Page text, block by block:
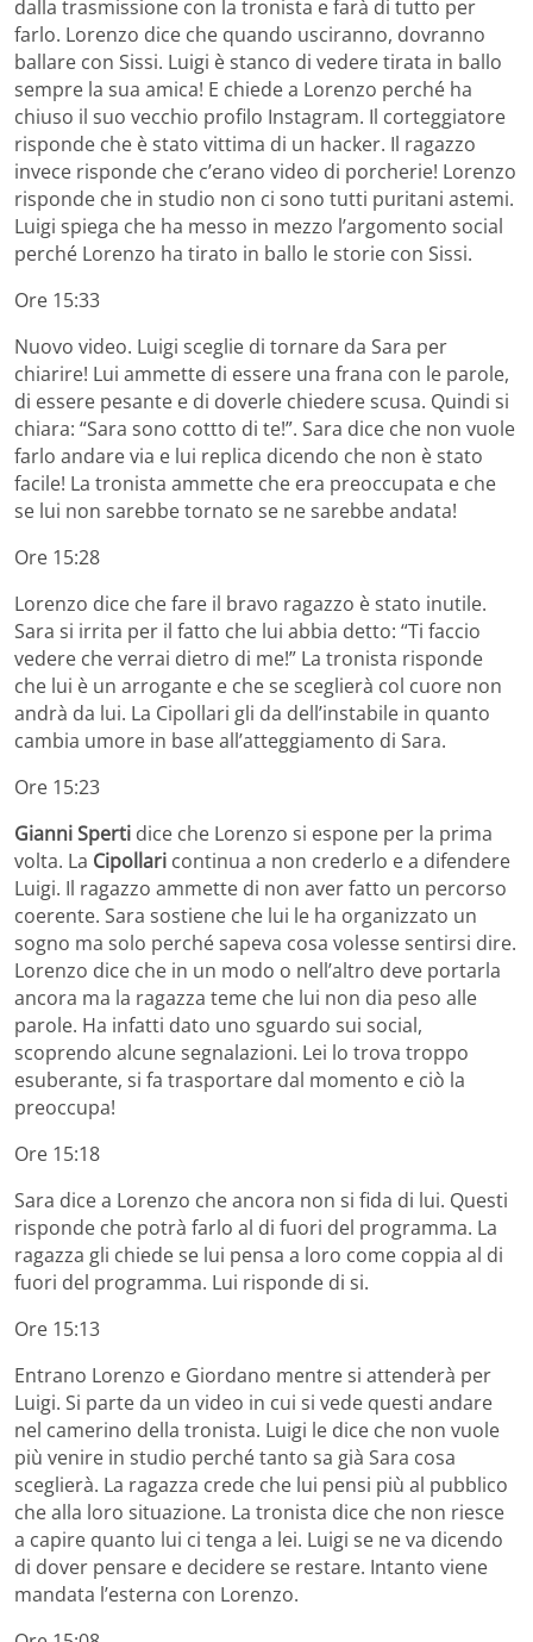
dalla trasmissione con la tronista e farà di tutto per
farlo. Lorenzo dice che quando usciranno, dovranno
ballare con Sissi. Luigi è stanco di vedere tirata in ballo
sempre la sua amica! E chiede a Lorenzo perché ha
chiuso il suo vecchio profilo Instagram. Il corteggiatore
risponde che è stato vittima di un hacker. Il ragazzo
invece risponde che c’erano video di porcherie! Lorenzo
risponde che in studio non ci sono tutti puritani astemi.
Luigi spiega che ha messo in mezzo l’argomento social
perché Lorenzo ha tirato in ballo le storie con Sissi.
Ore 15:33
Nuovo video. Luigi sceglie di tornare da Sara per
chiarire! Lui ammette di essere una frana con le parole,
di essere pesante e di doverle chiedere scusa. Quindi si
chiara: “Sara sono cottto di te!”. Sara dice che non vuole
farlo andare via e lui replica dicendo che non è stato
facile! La tronista ammette che era preoccupata e che
se lui non sarebbe tornato se ne sarebbe andata!
Ore 15:28
Lorenzo dice che fare il bravo ragazzo è stato inutile.
Sara si irrita per il fatto che lui abbia detto: “Ti faccio
vedere che verrai dietro di me!” La tronista risponde
che lui è un arrogante e che se sceglierà col cuore non
andrà da lui. La Cipollari gli da dell’instabile in quanto
cambia umore in base all’atteggiamento di Sara.
Ore 15:23
Gianni Sperti dice che Lorenzo si espone per la prima
volta. La Cipollari continua a non crederlo e a difendere
Luigi. Il ragazzo ammette di non aver fatto un percorso
coerente. Sara sostiene che lui le ha organizzato un
sogno ma solo perché sapeva cosa volesse sentirsi dire.
Lorenzo dice che in un modo o nell’altro deve portarla
ancora ma la ragazza teme che lui non dia peso alle
parole. Ha infatti dato uno sguardo sui social,
scoprendo alcune segnalazioni. Lei lo trova troppo
esuberante, si fa trasportare dal momento e ciò la
preoccupa!
Ore 15:18
Sara dice a Lorenzo che ancora non si fida di lui. Questi
risponde che potrà farlo al di fuori del programma. La
ragazza gli chiede se lui pensa a loro come coppia al di
fuori del programma. Lui risponde di si.
Ore 15:13
Entrano Lorenzo e Giordano mentre si attenderà per
Luigi. Si parte da un video in cui si vede questi andare
nel camerino della tronista. Luigi le dice che non vuole
più venire in studio perché tanto sa già Sara cosa
sceglierà. La ragazza crede che lui pensi più al pubblico
che alla loro situazione. La tronista dice che non riesce
a capire quanto lui ci tenga a lei. Luigi se ne va dicendo
di dover pensare e decidere se restare. Intanto viene
mandata l’esterna con Lorenzo.